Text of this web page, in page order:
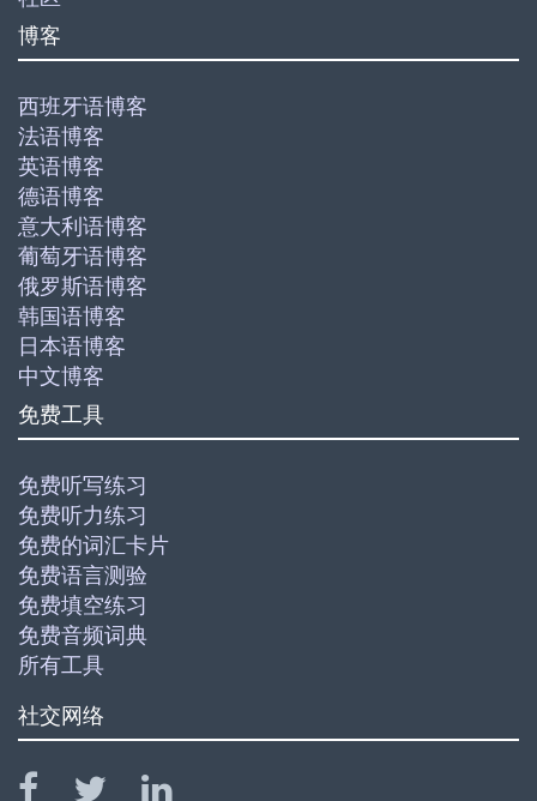
博客
西班牙语博客
法语博客
英语博客
德语博客
意大利语博客
葡萄牙语博客
俄罗斯语博客
韩国语博客
日本语博客
中文博客
免费工具
免费听写练习
免费听力练习
免费的词汇卡片
免费语言测验
免费填空练习
免费音频词典
所有工具
社交网络